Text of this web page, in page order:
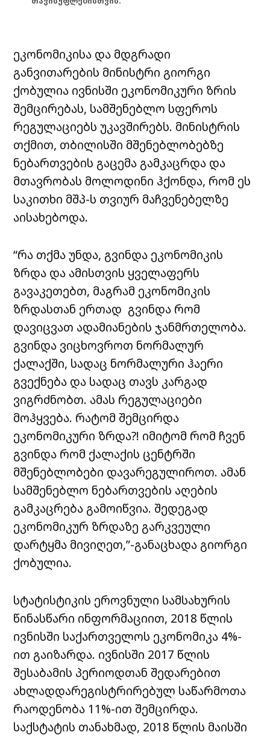
ეკონომიკისა და მდგრადი
განვითარების მინისტრი გიორგი
ქობულია ივნისში ეკონომიკური ზრის
შემცირებას, სამშენებლო სფეროს
რეგულაციებს უკავშირებს. მინისტრის
თქმით, თბილისში მშენებლობებზე
ნებართვების გაცემა გამკაცრდა და
მთავრობას მოლოდინი ჰქონდა, რომ ეს
საკითხი მშპ-ს თვიურ მაჩვენებელზე
აისახებოდა.
“რა თქმა უნდა, გვინდა ეკონომიკის
ზრდა და ამისთვის ყველაფერს
გავაკეთებთ, მაგრამ ეკონომიკის
ზრდასთან ერთად გვინდა რომ
დავიცვათ ადამიანების ჯანმრთელობა.
გვინდა ვიცხოვროთ ნორმალურ
ქალაქში, სადაც ნორმალური ჰაერი
გვექნება და სადაც თავს კარგად
ვიგრძნობთ. ამას რეგულაციები
მოჰყვება. რატომ შემცირდა
ეკონომიკური ზრდა?! იმიტომ რომ ჩვენ
გვინდა რომ ქალაქის ცენტრში
მშენებლობები დავარეგულიროთ. ამან
სამშენებლო ნებართვების აღების
გამკაცრება გამოიწვია. შედეგად
ეკონომიკურ ზრდაზე გარკვეული
დარტყმა მივიღეთ,”-განაცხადა გიორგი
ქობულია.
სტატისტიკის ეროვნული სამსახურის
წინასწარი ინფორმაციით, 2018 წლის
ივნისში საქართველოს ეკონომიკა 4%-
ით გაიზარდა. ივნისში 2017 წლის
შესაბამის პერიოდთან შედარებით
ახლადდარეგისტრირებულ საწარმოთა
რაოდენობა 11%-ით შემცირდა.
საქსტატის თანახმად, 2018 წლის მაისში